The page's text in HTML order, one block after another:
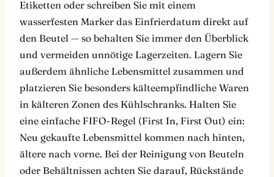
Etiketten oder schreiben Sie mit einem
wasserfesten Marker das Einfrierdatum direkt auf
den Beutel — so behalten Sie immer den Überblick
und vermeiden unnötige Lagerzeiten. Lagern Sie
außerdem ähnliche Lebensmittel zusammen und
platzieren Sie besonders kälteempfindliche Waren
in kälteren Zonen des Kühlschranks. Halten Sie
eine einfache FIFO-Regel (First In, First Out) ein:
Neu gekaufte Lebensmittel kommen nach hinten,
ältere nach vorne. Bei der Reinigung von Beuteln
oder Behältnissen achten Sie darauf, Rückstände